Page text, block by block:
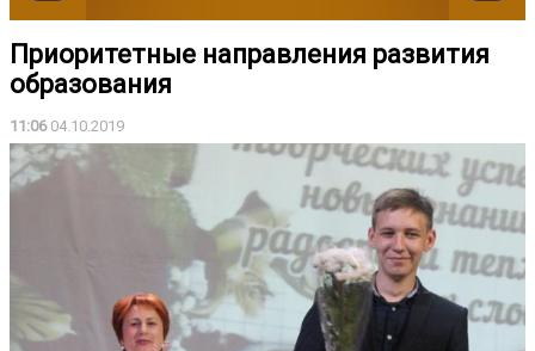
Приоритетные направления развития
образования
11:0604.10.2019